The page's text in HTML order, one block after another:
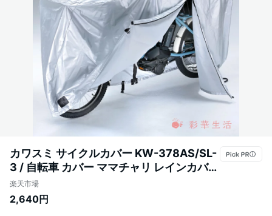
カワスミ サイクルカバー KW-378AS/SL-
3 / 自転車 カバー ママチャリ レインカバー
レイン グッズ 自転車カバー シートカバー
防水 丈夫 電動 紫外線 飛ばない 防犯 軽量
楽天市場
2,640円